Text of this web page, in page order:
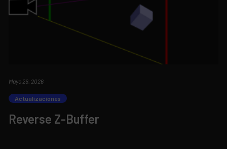
Mayo 26, 2026
Actualizaciones
Reverse Z-Buffer